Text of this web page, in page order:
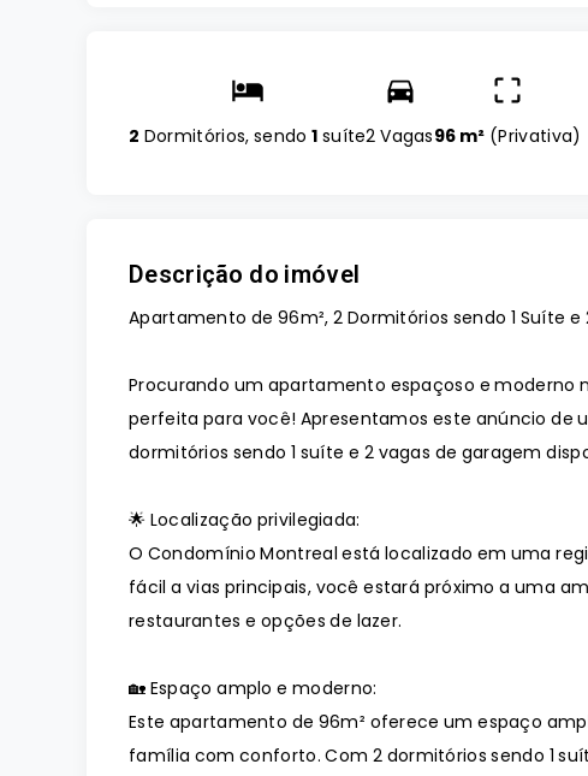
2 Dormitórios, sendo1 suíte2 Vagas96 m² (Privativa)
Descrição do imóvel
Apartamento de 96m², 2 Dormitórios sendo 1 Suíte
Procurando um apartamento espaçoso e moderno
perfeita para você! Apresentamos este anúncio de
dormitórios sendo 1 suíte e 2 vagas de garagem
🌟 Localização privilegiada:
O Condomínio Montreal está localizado em uma
fácil a vias principais, você estará próximo a uma
restaurantes e opções de lazer.
🏡 Espaço amplo e moderno:
Este apartamento de 96m² oferece um espaço
família com conforto. Com 2 dormitórios sendo 1